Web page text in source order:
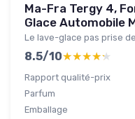
Ma-Fra Tergy 4,
Glace Automobile
Le lave-glace pas prise
8.5/10★★★★★
★★★★★
Rapport qualité-prix
Parfum
Emballage